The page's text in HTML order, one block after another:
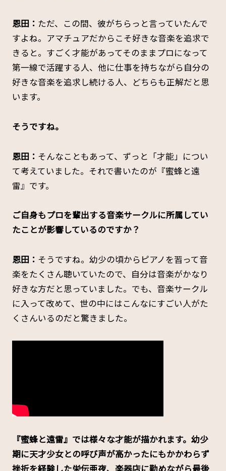
恩田： ただ、この間、彼がちらっと言っていたんで
すよね。アマチュアだからこそ好きな音楽を追求で
きると。すごく才能があってそのままプロになって
第一線で活躍する人、他に仕事を持ちながら自分の
好きな音楽を追求し続ける人、どちらも正解だと思
います。
――そうですね。
恩田： そんなこともあって、ずっと「才能」につい
て考えていました。それで書いたのが『蜜蜂と遠
雷』です。
――ご自身もプロを輩出する音楽サークルに所属してい
たことが影響しているのですか？
恩田： そうですね。幼少の頃からピアノを習って音
楽をたくさん聴いていたので、自分は音楽がかなり
好きな方だと思っていました。でも、音楽サークル
に入って改めて、世の中にはこんなにすごい人がた
くさんいるのだと驚きました。
――『蜜蜂と遠雷』では様々な才能が描かれます。幼少
期に天才少女との呼び声が高かったにもかかわらず
挫折を経験した栄伝亜夜、楽器店に勤めながら最後